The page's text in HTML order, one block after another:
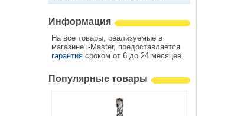
Информация
На все товары, реализуемые в
магазине i-Master, предоставляется
гарантия сроком от 6 до 24 месяцев.
Популярные товары